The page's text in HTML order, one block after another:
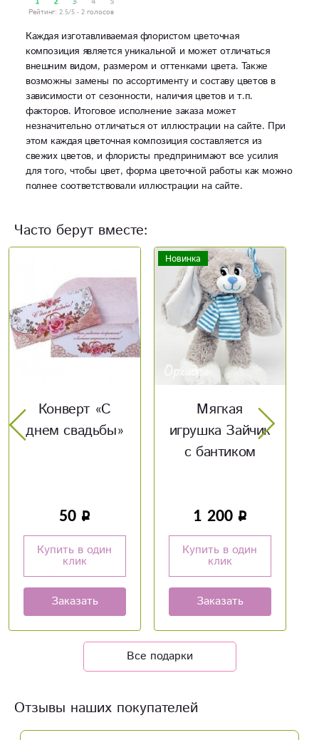
Рейтинг: 2.5/5 - 2 голосов
Каждая изготавливаемая флористом цветочная
композиция является уникальной и может отличаться
внешним видом, размером и оттенками цвета. Также
возможны замены по ассортименту и составу цветов в
зависимости от сезонности, наличия цветов и т.п.
факторов. Итоговое исполнение заказа может
незначительно отличаться от иллюстрации на сайте. При
этом каждая цветочная композиция составляется из
свежих цветов, и флористы предпринимают все усилия
для того, чтобы цвет, форма цветочной работы как можно
полнее соответствовали иллюстрации на сайте.
Часто берут вместе:
Мягкая
игрушка Зайчик
1 200
Купить в один
клик
Заказать
Мягкая
игрушка зайка
950
Купить в один
клик
Заказать
Все подарки
Отзывы наших покупателей